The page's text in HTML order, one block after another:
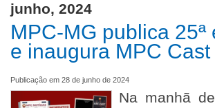
junho, 2024
MPC-MG publica
e inaugura MPC
Publicação em 28 de junho de 2024
Na manhã